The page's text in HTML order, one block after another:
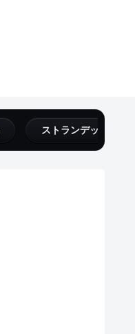
ストランデッドディ